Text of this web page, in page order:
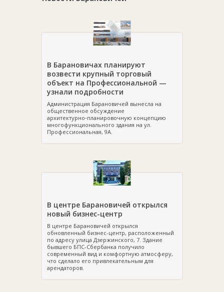
В Барановичах планируют
возвести крупный торговый
объект на Профессиональной —
узнали подробности
Администрация Барановичей вынесла на
общественное обсуждение
архитектурно‑планировочную концепцию
многофункционального здания на ул.
Профессиональная, 9А.
В центре Барановичей открылся
новый бизнес-центр
В центре Барановичей открылся
обновленный бизнес-центр, расположенный
по адресу улица Дзержинского, 7. Здание
бывшего БПС-Сбербанка получило
современный вид и комфортную атмосферу,
что сделало его привлекательным для
арендаторов.